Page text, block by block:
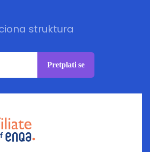
struktura
Pretplati se